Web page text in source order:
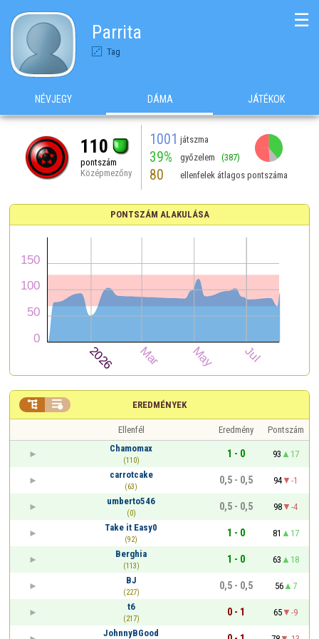
Parrita
Tag
☰
NÉVJEGY DÁMA JÁTÉKOK
110
pontszám
Középmezőny
1001 játszma
39% győzelem (387)
80 ellenfelek átlagos pontszáma
PONTSZÁM ALAKULÁSA
EREDMÉNYEK
 
Ellenfél Eredmény
Pontszám
Chamomax
(110)
1 - 0 93
17
carrotcake
(63)
0,5 - 0,5 94
-1
umberto546
(0)
0,5 - 0,5 98
-4
Take it Easy0
(92)
1 - 0 81
17
Berghia
(113)
1 - 0 63
18
BJ
(227)
0,5 - 0,5 56
7
t6
(217)
0 - 1 65
-9
JohnnyBGood